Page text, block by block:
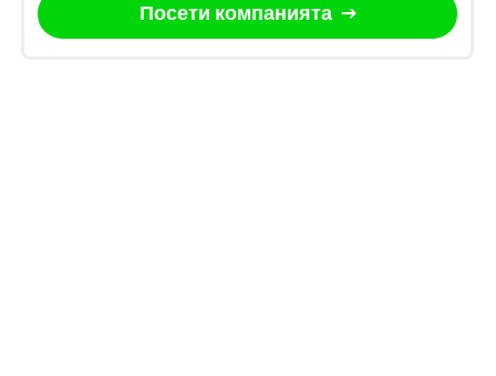
Посети компанията